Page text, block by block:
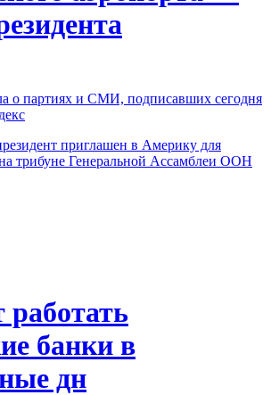
о партиях и СМИ, подписавших сегодня
приглашен в Америку для
трибуне Генеральной Ассамблеи ООН
работать
банки в
дн